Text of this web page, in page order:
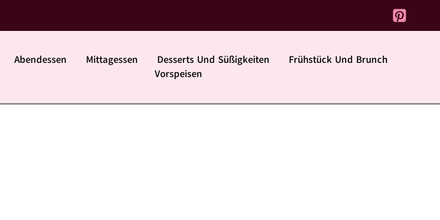
Abendessen Mittagessen Desserts Und Süßigkeiten
Frühstück Und Brunch
Vorspeisen